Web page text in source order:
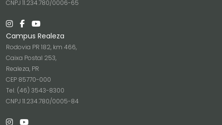
CNPJ 11.234.780/0006-65
Campus Realeza
Rodovia PR 182, km 466,
Caixa Postal 253,
Realeza, PR
CEP 85770-000
Tel. (46) 3543-8300
CNPJ 11.234.780/0005-84